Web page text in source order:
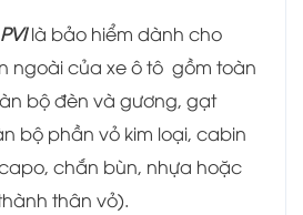
là bảo hiểm dành cho
ngoài của xe ô tô gồm toàn
bộ đèn và gương, gạt
bộ phần vỏ kim loại, cabin
chắn bùn, nhựa hoặc
thân vỏ).